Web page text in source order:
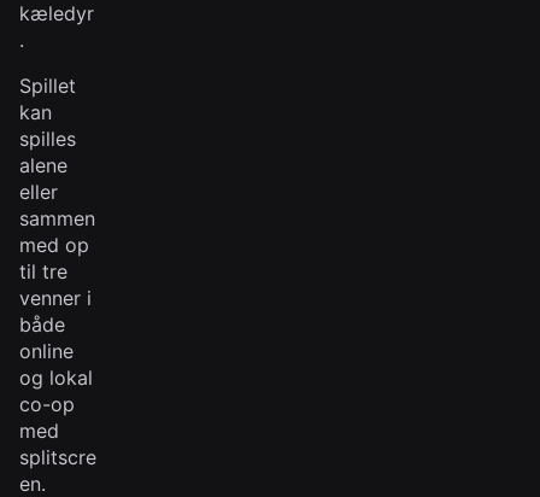
kæledyr
.
Spillet
kan
spilles
alene
eller
sammen
med op
til tre
venner i
både
online
og lokal
co-op
med
splitscre
en.